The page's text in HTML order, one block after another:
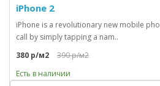
iPhone 2
iPhone is a revolutionary new mobile
call by simply tapping a nam..
380 р/м2
390 р/м2
Есть в наличии